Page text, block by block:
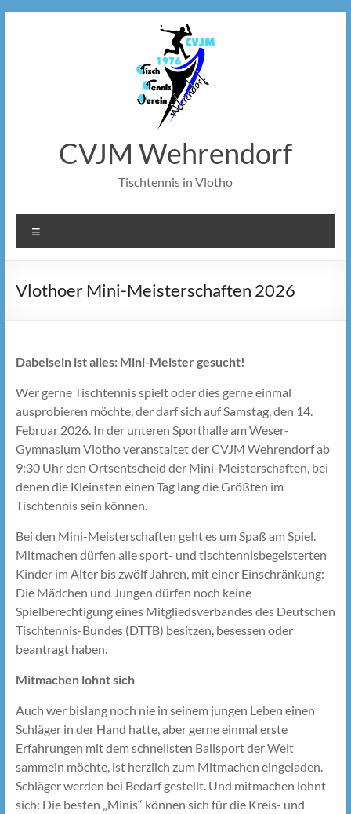
CVJM Wehrendorf
Tischtennis in Vlotho
Vlothoer Mini-Meisterschaften 2026
Dabeisein ist alles: Mini-Meister gesucht!
Wer gerne Tischtennis spielt oder dies gerne einmal
ausprobieren möchte, der darf sich auf Samstag, den 14.
Februar 2026. In der unteren Sporthalle am Weser-
Gymnasium Vlotho veranstaltet der CVJM Wehrendorf ab
9:30 Uhr den Ortsentscheid der Mini-Meisterschaften, bei
denen die Kleinsten einen Tag lang die Größten im
Tischtennis sein können.
Bei den Mini-Meisterschaften geht es um Spaß am Spiel.
Mitmachen dürfen alle sport- und tischtennisbegeisterten
Kinder im Alter bis zwölf Jahren, mit einer Einschränkung:
Die Mädchen und Jungen dürfen noch keine
Spielberechtigung eines Mitgliedsverbandes des Deutschen
Tischtennis-Bundes (DTTB) besitzen, besessen oder
beantragt haben.
Mitmachen lohnt sich
Auch wer bislang noch nie in seinem jungen Leben einen
Schläger in der Hand hatte, aber gerne einmal erste
Erfahrungen mit dem schnellsten Ballsport der Welt
sammeln möchte, ist herzlich zum Mitmachen eingeladen.
Schläger werden bei Bedarf gestellt. Und mitmachen lohnt
sich: Die besten „Minis“ können sich für die Kreis- und